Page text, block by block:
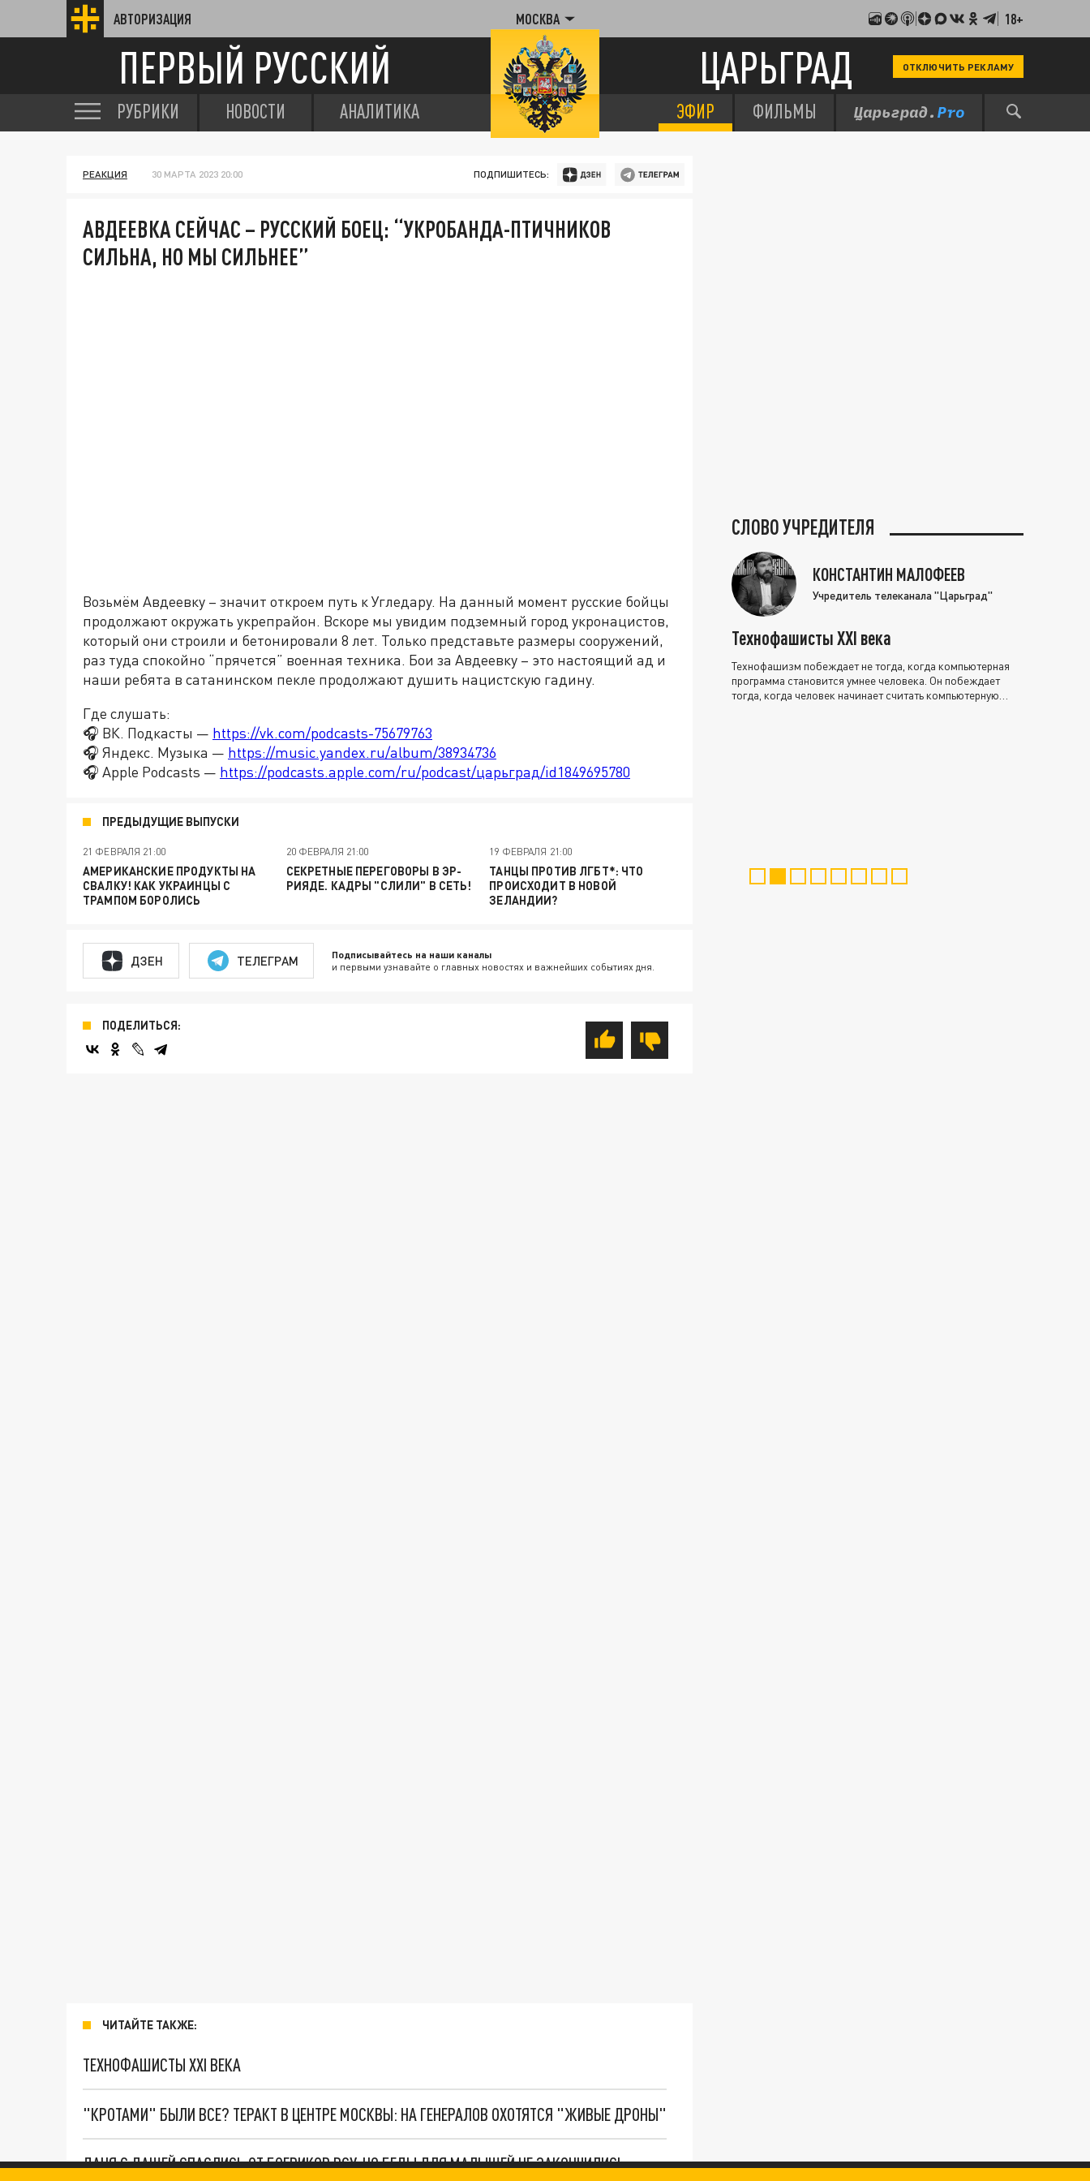
АВТОРИЗАЦИЯ МОСКВА 18+
ПЕРВЫЙ РУССКИЙ ЦАРЬГРАД ОТКЛЮЧИТЬ РЕКЛАМУ
РУБРИКИ НОВОСТИ АНАЛИТИКА ЭФИР ФИЛЬМЫ
РЕАКЦИЯ 30 МАРТА 2023 20:00 ПОДПИШИТЕСЬ:
АВДЕЕВКА СЕЙЧАС – РУССКИЙ БОЕЦ: “УКРОБАНДА-ПТИЧНИКОВ
СИЛЬНА, НО МЫ СИЛЬНЕЕ”
Возьмём Авдеевку – значит откроем путь к Угледару. На данный момент русские бойцы
продолжают окружать укрепрайон. Вскоре мы увидим подземный город укронацистов,
который они строили и бетонировали 8 лет. Только представьте размеры сооружений,
раз туда спокойно “прячется” военная техника. Бои за Авдеевку – это настоящий ад и
наши ребята в сатанинском пекле продолжают душить нацистскую гадину.
Где слушать:
🎧 ВК. Подкасты — https://vk.com/podcasts-75679763
🎧 Яндекс. Музыка — https://music.yandex.ru/album/38934736
🎧 Apple Podcasts — https://podcasts.apple.com/ru/podcast/царьград/id1849695780
ПРЕДЫДУЩИЕ ВЫПУСКИ
21 ФЕВРАЛЯ 21:00
АМЕРИКАНСКИЕ ПРОДУКТЫ НА
СВАЛКУ! КАК УКРАИНЦЫ С
ТРАМПОМ БОРОЛИСЬ
20 ФЕВРАЛЯ 21:00
СЕКРЕТНЫЕ ПЕРЕГОВОРЫ В ЭР-
РИЯДЕ. КАДРЫ "СЛИЛИ" В СЕТЬ!
19 ФЕВРАЛЯ 21:00
ТАНЦЫ ПРОТИВ ЛГБТ*: ЧТО
ПРОИСХОДИТ В НОВОЙ
ЗЕЛАНДИИ?
ДЗЕН ТЕЛЕГРАМ Подписывайтесь на наши каналы
и первыми узнавайте о главных новостях и важнейших событиях дня.
ПОДЕЛИТЬСЯ:
ЧИТАЙТЕ ТАКЖЕ:
ТЕХНОФАШИСТЫ XXI ВЕКА
"КРОТАМИ" БЫЛИ ВСЕ? ТЕРАКТ В ЦЕНТРЕ МОСКВЫ: НА ГЕНЕРАЛОВ ОХОТЯТСЯ "ЖИВЫЕ ДРОНЫ"
ДАНЯ С ДАШЕЙ СПАСЛИСЬ ОТ БОЕВИКОВ ВСУ. НО БЕДЫ ДЛЯ МАЛЫШЕЙ НЕ ЗАКОНЧИЛИСЬ
СЛОВО УЧРЕДИТЕЛЯ
КОНСТАНТИН МАЛОФЕЕВ
Учредитель телеканала "Царьград"
Технофашисты XXI века
Технофашизм побеждает не тогда, когда компьютерная
программа становится умнее человека. Он побеждает
тогда, когда человек начинает считать компьютерную